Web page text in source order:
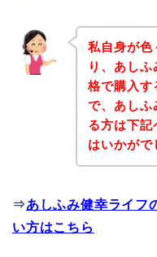
私自身が色
り、あし
格で購入す
で、あしふ
る方は下記
はいかがで
⇒あしふみ健幸ライフ
い方はこちら